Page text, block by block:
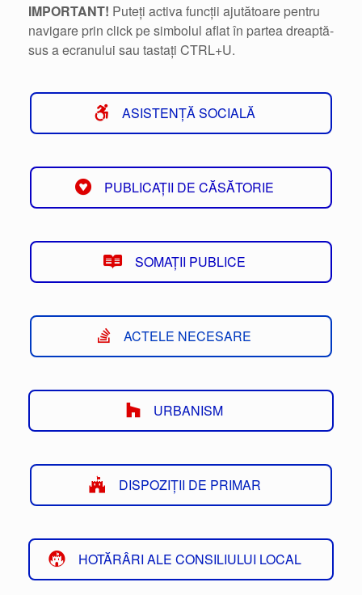
IMPORTANT! Puteți activa funcții ajutătoare pentru
navigare prin click pe simbolul aflat în partea dreaptă-
sus a ecranului sau tastați CTRL+U.
ASISTENȚĂ SOCIALĂ
PUBLICAȚII DE CĂSĂTORIE
SOMAȚII PUBLICE
ACTELE NECESARE
URBANISM
DISPOZIȚII DE PRIMAR
HOTĂRÂRI ALE CONSILIULUI LOCAL